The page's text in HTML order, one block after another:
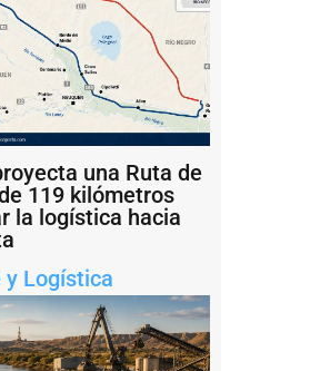
una Ruta de
119 kilómetros
la logística hacia
y Logística